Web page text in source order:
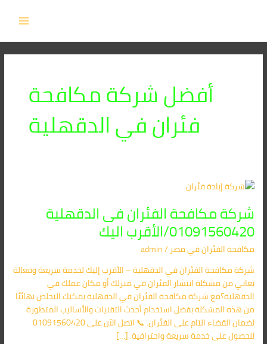
أفضل شركة مكافحة
فئران في الدقهلية
شركة مكافحة الفئران فى الدقهلية
01091560420/الأقرب اليك
مكافحة الفئران​ في مصر/
admin
شركة مكافحة الفئران في الدقهلية – الأقرب إليك لخدمة سريعة وفعالة
تعاني من مشكلة انتشار الفئران في منزلك أو مكان عملك في
الدقهلية؟مع شركة مكافحة الفئران في الدقهلية يمكنك التخلص نهائيًا
من هذه المشكلة بفضل استخدام أحدث التقنيات والأساليب المتطورة
لضمان القضاء التام على الفئران. 📞 اتصل الآن على 01091560420
للحصول على خدمة سريعة واحترافية. […]
شركة
الفئران
فى
الدقهلية
01091560420/
الأقرب
اليك